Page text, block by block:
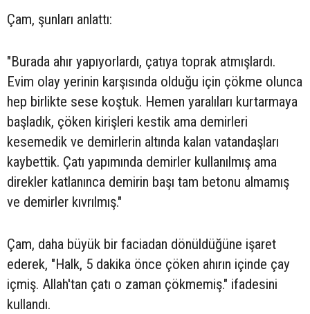
Çam, şunları anlattı:
"Burada ahır yapıyorlardı, çatıya toprak atmışlardı.
Evim olay yerinin karşısında olduğu için çökme olunca
hep birlikte sese koştuk. Hemen yaralıları kurtarmaya
başladık, çöken kirişleri kestik ama demirleri
kesemedik ve demirlerin altında kalan vatandaşları
kaybettik. Çatı yapımında demirler kullanılmış ama
direkler katlanınca demirin başı tam betonu almamış
ve demirler kıvrılmış."
Çam, daha büyük bir faciadan dönüldüğüne işaret
ederek, "Halk, 5 dakika önce çöken ahırın içinde çay
içmiş. Allah'tan çatı o zaman çökmemiş." ifadesini
kullandı.